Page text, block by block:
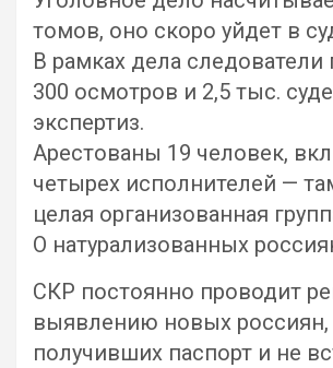
томов, оно скоро уйдет в
В рамках дела следователи
300 осмотров и 2,5 тыс.
экспертиз.
Арестованы 19 человек,
четырех исполнителей —
целая организованная
О натурализованных
СКР постоянно проводит
выявлению новых россиян,
получивших паспорт и не